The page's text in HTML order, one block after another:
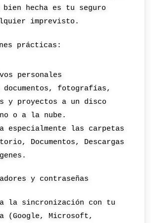
bien hecha es tu seguro
imprevisto.
prácticas:
personales
documentos, fotografías,
y proyectos a un disco
o a la nube.
especialmente las carpetas
Documentos, Descargas
y contraseñas
la sincronización con tu
(Google, Microsoft,